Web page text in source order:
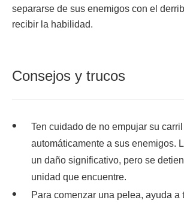
separarse de sus enemigos con el
recibir la habilidad.
Consejos y trucos
Ten cuidado de no empujar su
automáticamente a sus enemigos.
un daño significativo, pero se
unidad que encuentre.
Para comenzar una pelea, ayuda a